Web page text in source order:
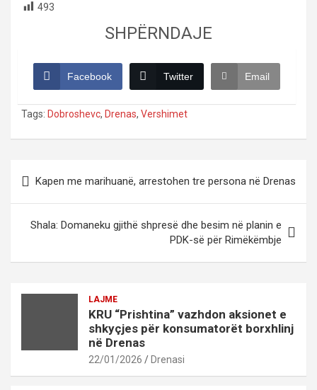
493
SHPËRNDAJE
Facebook Twitter Email
Tags: Dobroshevc, Drenas, Vershimet
navigation
Kapen me marihuanë, arrestohen tre persona në Drenas
Shala: Domaneku gjithë shpresë dhe besim në planin e
PDK-së për Rimëkëmbje
LAJME
KRU “Prishtina” vazhdon aksionet e
shkyçjes për konsumatorët borxhlinj
në Drenas
22/01/2026 Drenasi